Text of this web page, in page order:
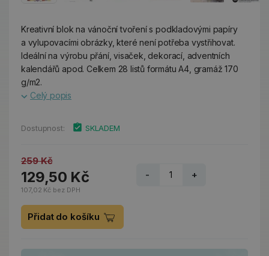
Kreativní blok na vánoční tvoření s podkladovými papíry
a vylupovacími obrázky, které není potřeba vystřihovat.
Ideální na výrobu přání, visaček, dekorací, adventních
kalendářů apod. Celkem 28 listů formátu A4, gramáž 170
g/m2.
Celý popis
Dostupnost: SKLADEM
259 Kč
129,50 Kč
107,02 Kč bez DPH
- +
Přidat do košíku